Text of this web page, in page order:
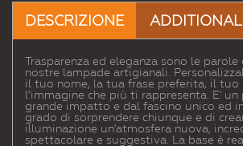
Amico
DESCRIZIONE ADDITIONAL
Trasparenza ed eleganza sono le parole
nostre lampade artigianali.
il tuo nome, la tua frase preferita, il tuo
l’immagine che più ti rappresenta. E'
grande impatto e dal fascino unico ed
grado di sorprendere chiunque e di
illuminazione un'atmosfera nuova,
spettacolare e suggestiva. La base è